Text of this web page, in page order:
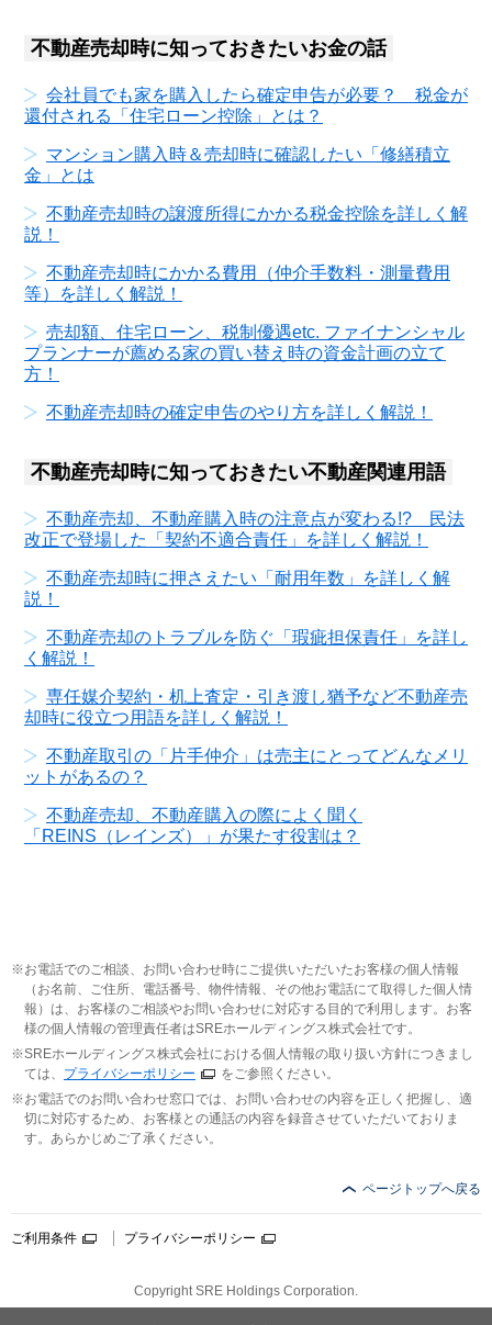
不動産売却時に知っておきたいお金の話
会社員でも家を購入したら確定申告が必要？ 税金が
還付される「住宅ローン控除」とは？
マンション購入時＆売却時に確認したい「修繕積立
金」とは
不動産売却時の譲渡所得にかかる税金控除を詳しく解
説！
不動産売却時にかかる費用（仲介手数料・測量費用
等）を詳しく解説！
売却額、住宅ローン、税制優遇etc. ファイナンシャル
プランナーが薦める家の買い替え時の資金計画の立て
方！
不動産売却時の確定申告のやり方を詳しく解説！
不動産売却時に知っておきたい不動産関連用語
不動産売却、不動産購入時の注意点が変わる!? 民法
改正で登場した「契約不適合責任」を詳しく解説！
不動産売却時に押さえたい「耐用年数」を詳しく解
説！
不動産売却のトラブルを防ぐ「瑕疵担保責任」を詳し
く解説！
専任媒介契約・机上査定・引き渡し猶予など不動産売
却時に役立つ用語を詳しく解説！
不動産取引の「片手仲介」は売主にとってどんなメリ
ットがあるの？
不動産売却、不動産購入の際によく聞く
「REINS（レインズ）」が果たす役割は？
お電話でのご相談、お問い合わせ時にご提供いただいたお客様の個人情報
（お名前、ご住所、電話番号、物件情報、その他お電話にて取得した個人情
報）は、お客様のご相談やお問い合わせに対応する目的で利用します。お客
様の個人情報の管理責任者はSREホールディングス株式会社です。
SREホールディングス株式会社における個人情報の取り扱い方針につきまし
ては、 プライバシーポリシー
をご参照ください。
お電話でのお問い合わせ窓口では、お問い合わせの内容を正しく把握し、適
切に対応するため、お客様との通話の内容を録音させていただいておりま
す。あらかじめご了承ください。
ページトップへ戻る
ご利用条件 プライバシーポリシー
Copyright SRE Holdings Corporation.